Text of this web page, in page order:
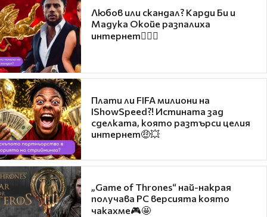
Любов или скандал? Карди Би и
Мадука Окойе разпалиха
интернет❤️‍🔥🔥
Плати ли FIFA милиони на
IShowSpeed?! Истината зад
сделката, която разтърси целия
интернет🤑💥
„Game of Thrones“ най-накрая
получава PC версията която
чакахме🎮🤩